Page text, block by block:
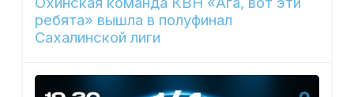
ребята» вышла в полуфинал
Сахалинской лиги